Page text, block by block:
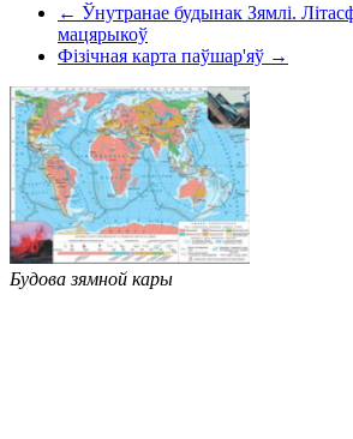
← Ўнутранае будынак Зямлі.
мацярыкоў
Фізічная карта паўшар'яў →
Будова зямной кары